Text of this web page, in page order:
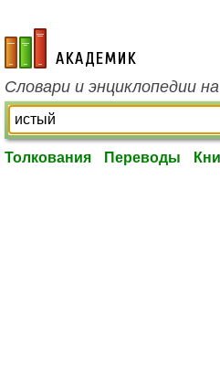
academic.ru
Словари и энциклопедии
Толкования Переводы